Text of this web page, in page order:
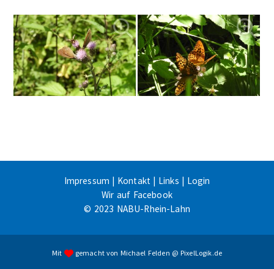
Impressum | Kontakt | Links | Login
Wir auf Facebook
© 2023 NABU-Rhein-Lahn
Mit gemacht von Michael Felden @PixelLogik.de